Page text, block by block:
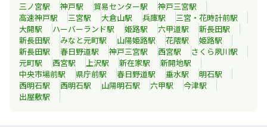
三ノ宮駅 神戸駅 貿易センター駅 神戸三宮駅
高速神戸駅 三宮駅 大倉山駅 兵庫駅 三宮・花時計前駅
大開駅 ハーバーランド駅 姫路駅 六甲道駅 新長田駅
新長田駅 みなと元町駅 山陽姫路駅 花隈駅 姫路駅
新長田駅 春日野道駅 神戸三宮駅 西宮駅 さくら夙川駅
元町駅 西宮駅 上沢駅 新在家駅 新開地駅
中央市場前駅 県庁前駅 春日野道駅 垂水駅 明石駅
西明石駅 西明石駅 山陽明石駅 六甲駅 今津駅
出屋敷駅